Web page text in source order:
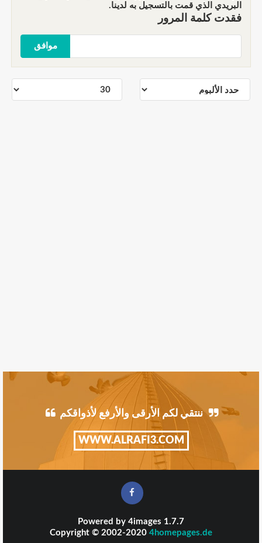
البريدي الذي قمت بالتسجيل به لدينا.
فقدت كلمة المرور
موافق
ننتقي لكم الأرقى والأرفع لأذواقكم
WWW.ALRAFI3.COM
Powered by 4images 1.7.7
Copyright © 2002-2020 4homepages.de